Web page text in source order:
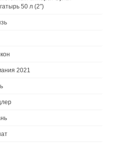
50 л (2″)
2021